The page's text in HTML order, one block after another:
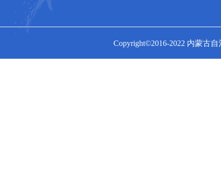
Copyright©2016-2022 内蒙古